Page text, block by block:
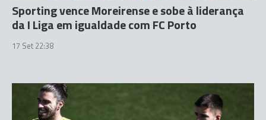
Sporting vence Moreirense e sobe à liderança
da I Liga em igualdade com FC Porto
17 Set 22:38